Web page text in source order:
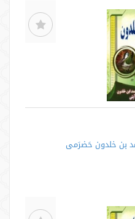
بن خلدون حَضرَمی